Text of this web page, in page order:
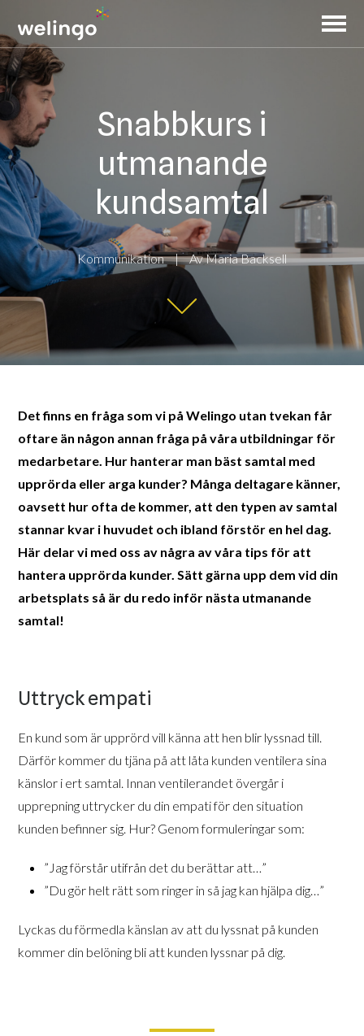
Snabbkurs i
utmanande
kundsamtal
Kommunikation AvMaria Backsell
Det finns en fråga som vi på Welingo utan tvekan får
oftare än någon annan fråga på våra utbildningar för
medarbetare. Hur hanterar man bäst samtal med
upprörda eller arga kunder? Många deltagare känner,
oavsett hur ofta de kommer, att den typen av samtal
stannar kvar i huvudet och ibland förstör en hel dag.
Här delar vi med oss av några av våra tips för att
hantera upprörda kunder. Sätt gärna upp dem vid din
arbetsplats så är du redo inför nästa utmanande
samtal!
Uttryck empati
En kund som är upprörd vill känna att hen blir lyssnad till.
Därför kommer du tjäna på att låta kunden ventilera sina
känslor i ert samtal. Innan ventilerandet övergår i
upprepning uttrycker du din empati för den situation
kunden befinner sig. Hur? Genom formuleringar som:
”Jag förstår utifrån det du berättar att…”
”Du gör helt rätt som ringer in så jag kan hjälpa dig…”
Lyckas du förmedla känslan av att du lyssnat på kunden
kommer din belöning bli att kunden lyssnar på dig.